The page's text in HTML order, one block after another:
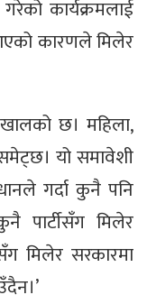
कार्यक्रमलाई
कारणले मिलेर
छ। महिला,
यो समावेशी
गर्दा कुनै पनि
पार्टीसँग मिलेर
मिलेर सरकारमा